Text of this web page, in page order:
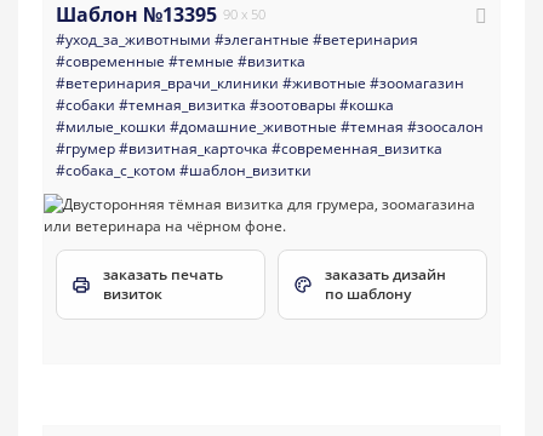
Шаблон №13395 90 x 50
#уход_за_животными #элегантные #ветеринария
#современные #темные #визитка
#ветеринария_врачи_клиники #животные #зоомагазин
#собаки #темная_визитка #зоотовары#кошка
#милые_кошки #домашние_животные #темная #зоосалон
#грумер#визитная_карточка #современная_визитка
#собака_с_котом #шаблон_визитки
заказать печать
визиток
заказать дизайн
по шаблону